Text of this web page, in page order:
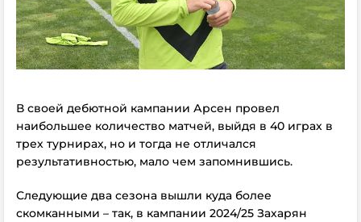
В своей дебютной кампании Арсен провел
наибольшее количество матчей, выйдя в 40 играх в
трех турнирах, но и тогда не отличался
результативностью, мало чем запомнившись.
Следующие два сезона вышли куда более
скомканными – так, в кампании 2024/25 Захарян